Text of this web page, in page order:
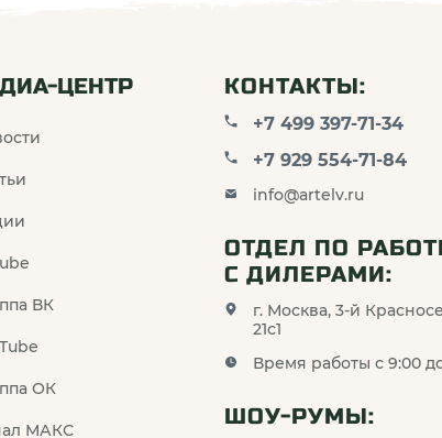
ЦЕНТР
ВК
ОК
МАКС
КОНТАКТЫ:
+7 499 397-71-34
+7 929 554-71-84
info@artelv.ru
ОТДЕЛ ПО
С ДИЛЕРАМИ:
г. Москва, 3-й
21с1
Время работы с 9:00
ШОУ-РУМЫ: